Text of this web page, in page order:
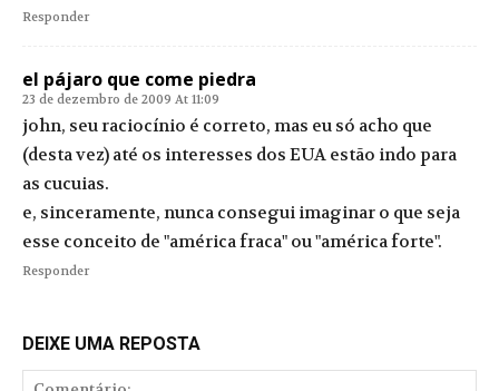
Responder
el pájaro que come piedra
23 de dezembro de 2009 At 11:09
john, seu raciocínio é correto, mas eu só acho que
(desta vez) até os interesses dos EUA estão indo para
as cucuias.
e, sinceramente, nunca consegui imaginar o que seja
esse conceito de "américa fraca" ou "américa forte".
Responder
DEIXE UMA REPOSTA